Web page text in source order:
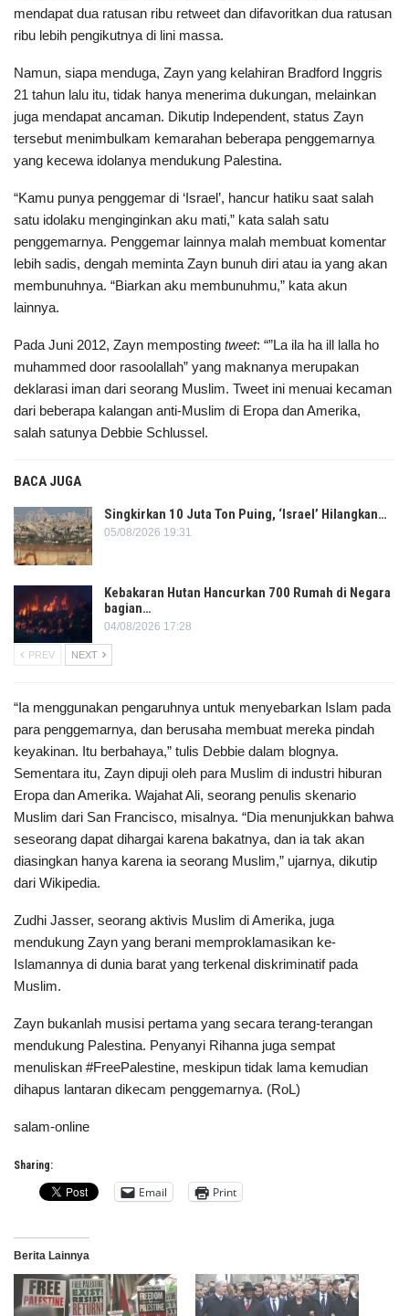
mendapat dua ratusan ribu retweet dan difavoritkan dua ratusan
ribu lebih pengikutnya di lini massa.
Namun, siapa menduga, Zayn yang kelahiran Bradford Inggris
21 tahun lalu itu, tidak hanya menerima dukungan, melainkan
juga mendapat ancaman. Dikutip Independent, status Zayn
tersebut menimbulkam kemarahan beberapa penggemarnya
yang kecewa idolanya mendukung Palestina.
“Kamu punya penggemar di ‘Israel’, hancur hatiku saat salah
satu idolaku menginginkan aku mati,” kata salah satu
penggemarnya. Penggemar lainnya malah membuat komentar
lebih sadis, dengah meminta Zayn bunuh diri atau ia yang akan
membunuhnya. “Biarkan aku membunuhmu,” kata akun
lainnya.
Pada Juni 2012, Zayn memposting tweet: “”La ila ha ill lalla ho
muhammed door rasoolallah” yang maknanya merupakan
deklarasi iman dari seorang Muslim. Tweet ini menuai kecaman
dari beberapa kalangan anti-Muslim di Eropa dan Amerika,
salah satunya Debbie Schlussel.
BACA JUGA
Singkirkan 10 Juta Ton Puing, ‘Israel’ Hilangkan…
05/08/2026 19:31
Kebakaran Hutan Hancurkan 700 Rumah di Negara
bagian…
04/08/2026 17:28
PREV NEXT
“Ia menggunakan pengaruhnya untuk menyebarkan Islam pada
para penggemarnya, dan berusaha membuat mereka pindah
keyakinan. Itu berbahaya,” tulis Debbie dalam blognya.
Sementara itu, Zayn dipuji oleh para Muslim di industri hiburan
Eropa dan Amerika. Wajahat Ali, seorang penulis skenario
Muslim dari San Francisco, misalnya. “Dia menunjukkan bahwa
seseorang dapat dihargai karena bakatnya, dan ia tak akan
diasingkan hanya karena ia seorang Muslim,” ujarnya, dikutip
dari Wikipedia.
Zudhi Jasser, seorang aktivis Muslim di Amerika, juga
mendukung Zayn yang berani memproklamasikan ke-
Islamannya di dunia barat yang terkenal diskriminatif pada
Muslim.
Zayn bukanlah musisi pertama yang secara terang-terangan
mendukung Palestina. Penyanyi Rihanna juga sempat
menuliskan #FreePalestine, meskipun tidak lama kemudian
dihapus lantaran dikecam penggemarnya. (RoL)
salam-online
Sharing:
Email Print
Berita Lainnya